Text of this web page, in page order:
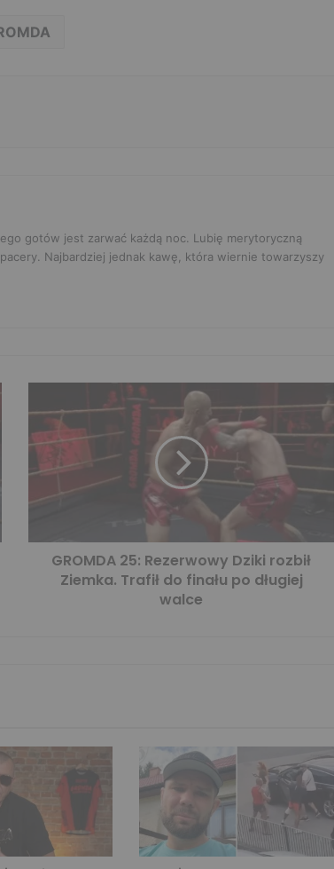
gotów jest zarwać każdą noc. Lubię merytoryczną
Najbardziej jednak kawę, która wiernie towarzyszy
GROMDA 25: Rezerwowy Dziki rozbił
Ziemka. Trafił do finału po długiej
walce